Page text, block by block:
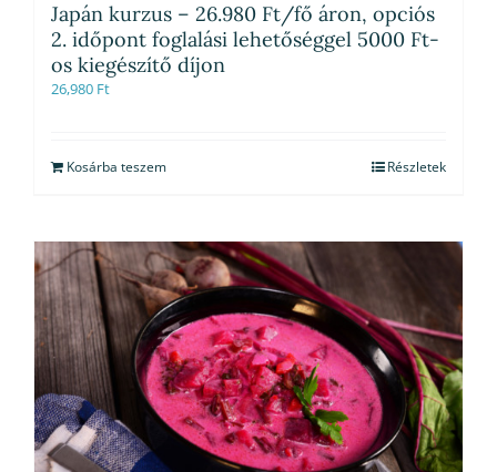
Japán kurzus – 26.980 Ft/fő áron, opciós
2. időpont foglalási lehetőséggel 5000 Ft-
os kiegészítő díjon
26,980 Ft
Kosárba teszem Részletek